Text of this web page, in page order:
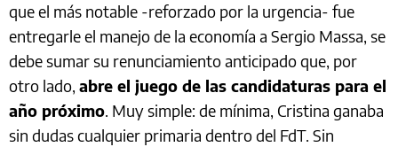
que el más notable -reforzado por la urgencia- fue
entregarle el manejo de la economía a Sergio Massa, se
debe sumar su renunciamiento anticipado que, por
otro lado, abre el juego de las candidaturas para el
año próximo. Muy simple: de mínima, Cristina ganaba
sin dudas cualquier primaria dentro del FdT. Sin